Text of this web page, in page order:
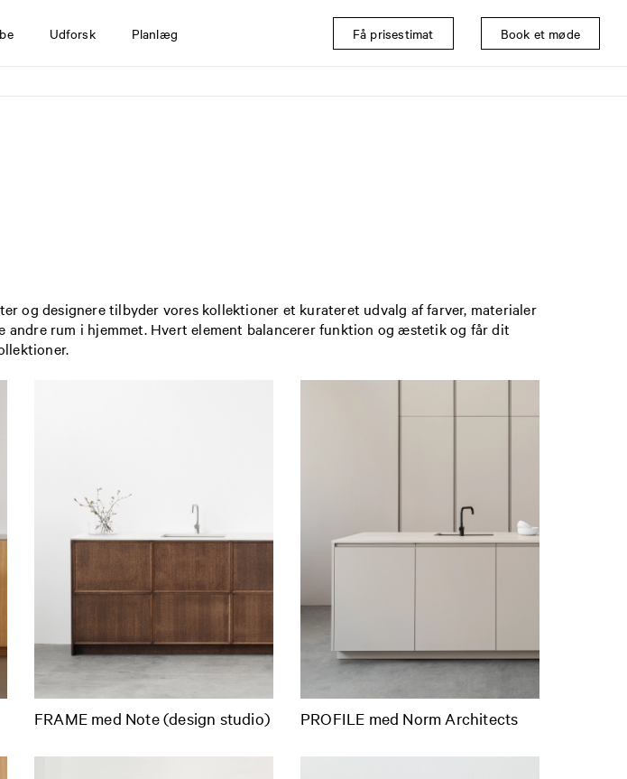
Udforsk Planlæg Få prisestimat Book et møde
og designere tilbyder vores kollektioner et kurateret udvalg af farver, materialer
rum i hjemmet. Hvert element balancerer funktion og æstetik og får dit
FRAME med Note (design studio) PROFILE med Norm Architects